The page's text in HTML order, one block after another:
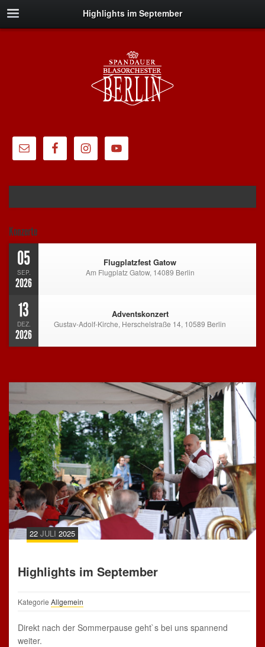
Highlights im September
Konzerte
05
SEP.
2026
Flugplatzfest Gatow
Am Flugplatz Gatow, 14089 Berlin
13
DEZ.
2026
Adventskonzert
Gustav-Adolf-Kirche, Herschelstraße 14, 10589 Berlin
22 JULI 2025
Highlights im September
Kategorie Allgemein
Direkt nach der Sommerpause geht`s bei uns spannend
weiter.